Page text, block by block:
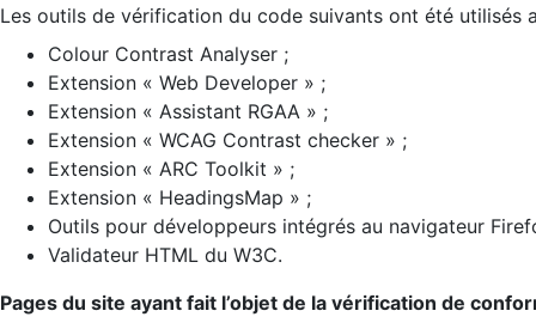
Les outils de vérification du code suivants ont été utilisés
Colour Contrast Analyser ;
Extension « Web Developer » ;
Extension « Assistant RGAA » ;
Extension « WCAG Contrast checker » ;
Extension « ARC Toolkit » ;
Extension « HeadingsMap » ;
Outils pour développeurs intégrés au navigateur
Validateur HTML du W3C.
Pages du site ayant fait l’objet de la vérification de